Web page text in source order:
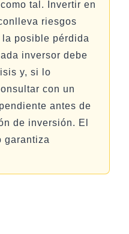
tal. Invertir en
riesgos
posible pérdida
inversor debe
y, si lo
con un
antes de
de inversión. El
garantiza